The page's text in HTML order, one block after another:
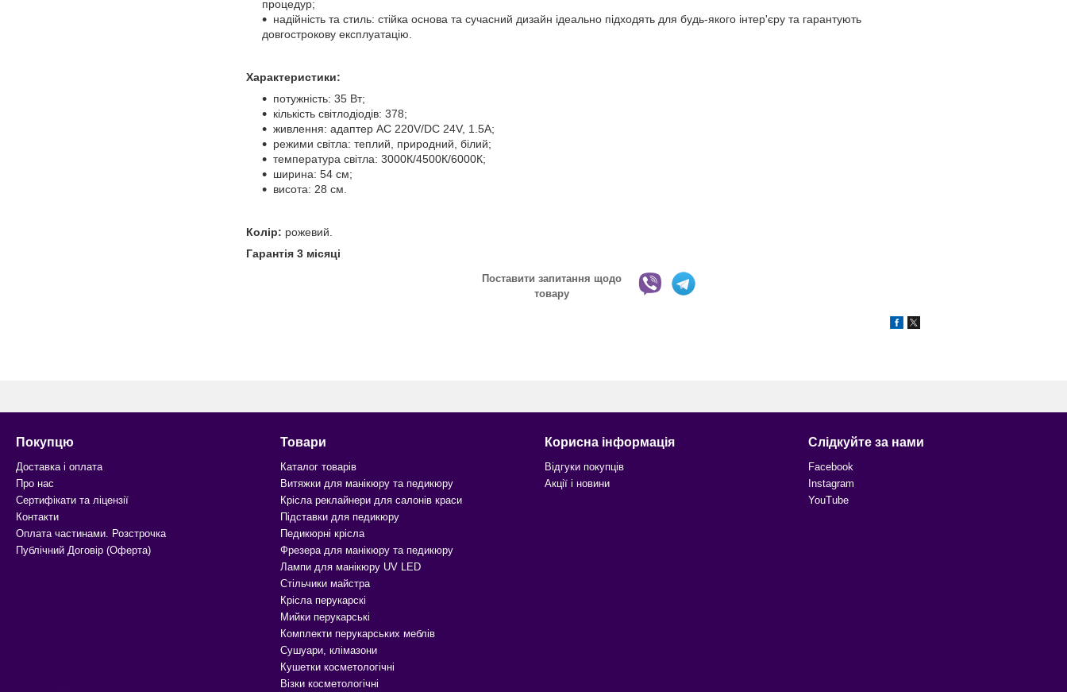
процедур;
надійність та стиль: стійка основа та сучасний дизайн ідеально підходять для будь-якого інтер'єру та гарантують
довгострокову експлуатацію.
Характеристики:
потужність: 35 Вт;
кількість світлодіодів: 378;
живлення: адаптер AC 220V/DC 24V, 1.5A;
режими світла: теплий, природний, білий;
температура світла: 3000К/4500К/6000К;
ширина: 54 см;
висота: 28 см.
Колір: рожевий.
Гарантія 3 місяці
Поставити запитання щодо
товару
Покупцю
Доставка і оплата
Про нас
Сертифікати та ліцензії
Контакти
Оплата частинами. Розстрочка
Публічний Договір (Оферта)
Товари
Каталог товарів
Витяжки для манікюру та педикюру
Крісла реклайнери для салонів краси
Підставки для педикюру
Педикюрні крісла
Фрезера для манікюру та педикюру
Лампи для манікюру UV LED
Стільчики майстра
Крісла перукарскі
Мийки перукарські
Комплекти перукарських меблів
Сушуари, клімазони
Кушетки косметологічні
Візки косметологічні
Корисна інформація
Відгуки покупців
Акції і новини
Слідкуйте за нами
Facebook
Instagram
YouTube